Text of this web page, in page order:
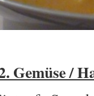
Gemüse /